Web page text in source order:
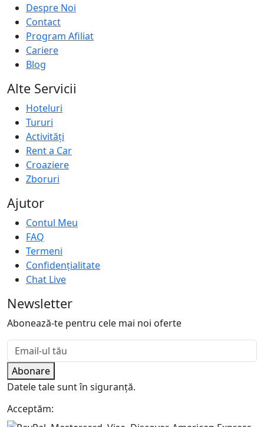
Despre Noi
Contact
Program Afiliat
Cariere
Blog
Alte Servicii
Hoteluri
Tururi
Activități
Rent a Car
Croaziere
Zboruri
Ajutor
Contul Meu
FAQ
Termeni
Confidențialitate
Chat Live
Newsletter
Abonează-te pentru cele mai noi oferte
Abonare
Datele tale sunt în siguranță.
Acceptăm: